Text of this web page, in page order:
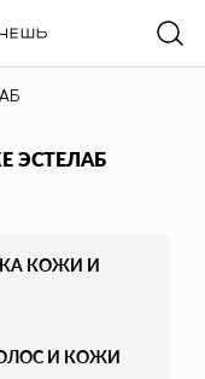
ЭСТЕЛАБ
КОЖИ И
И КОЖИ